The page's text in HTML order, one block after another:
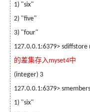
1) "six"
2) "five"
3) "four"
127.0.0.1:6379> sdiffstore
的差集存入 myset4中
(integer) 3
127.0.0.1:6379>
1) "six"